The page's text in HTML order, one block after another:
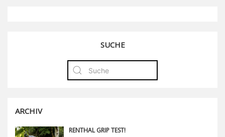
SUCHE
ARCHIV
RENTHAL GRIP TEST!